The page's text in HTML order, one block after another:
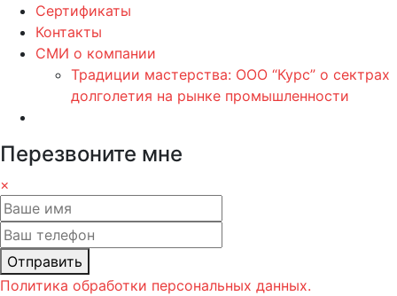
Сертификаты
Контакты
СМИ о компании
Традиции мастерства: ООО “Курс” о сектрах
долголетия на рынке промышленности
Перезвоните мне
×
Отправить
Политика обработки персональных данных.